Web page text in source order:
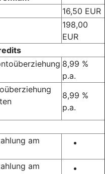
16,50 EUR
198,00
EUR
8,99 %
p.a.
8,99 %
p.a.
am
am